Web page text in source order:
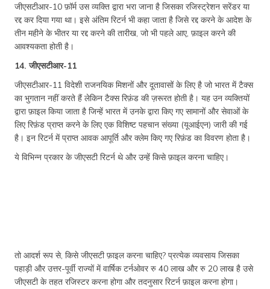
जीएसटीआर-10 फ़ॉर्म उस व्यक्ति द्वारा भरा जाना है जिसका रजिस्ट्रेशन सरेंडर या
रद्द कर दिया गया था। इसे अंतिम रिटर्न भी कहा जाता है जिसे रद्द करने के आदेश के
तीन महीने के भीतर या रद्द करने की तारीख, जो भी पहले आए, फ़ाइल करने की
आवश्यकता होती है।
14. जीएसटीआर-11
जीएसटीआर-11 विदेशी राजनयिक मिशनों और दूतावासों के लिए है जो भारत में टैक्स
का भुगतान नहीं करते हैं लेकिन टैक्स रिफ़ंड की ज़रूरत होती है। यह उन व्यक्तियों
द्वारा फ़ाइल किया जाता है जिन्हें भारत में उनके द्वारा किए गए सामानों और सेवाओं के
लिए रिफ़ंड प्राप्त करने के लिए एक विशिष्ट पहचान संख्या (यूआईएन) जारी की गई
है। इन रिटर्न में प्राप्त आवक आपूर्ति और क्लेम किए गए रिफ़ंड का विवरण होता है।
ये विभिन्न प्रकार के जीएसटी रिटर्न थे और उन्हें किसे फ़ाइल करना चाहिए।
तो आदर्श रूप से, किसे जीएसटी फ़ाइल करना चाहिए? प्रत्येक व्यवसाय जिसका
पहाड़ी और उत्तर-पूर्वी राज्यों में वार्षिक टर्नओवर रु 40 लाख और रु 20 लाख है उसे
जीएसटी के तहत रजिस्टर करना होगा और तदनुसार रिटर्न फ़ाइल करना होगा।